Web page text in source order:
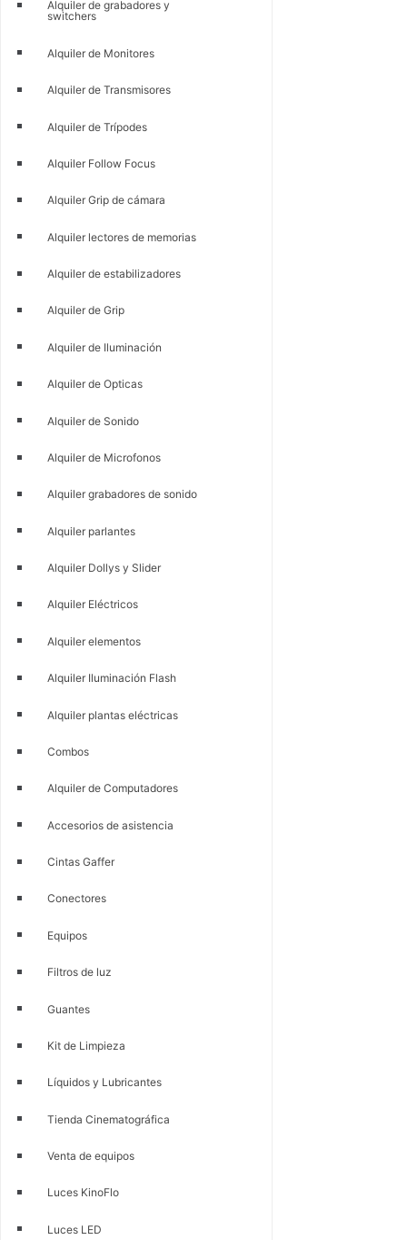
Alquiler de grabadores y
switchers
Alquiler de Monitores
Alquiler de Transmisores
Alquiler de Trípodes
Alquiler Follow Focus
Alquiler Grip de cámara
Alquiler lectores de memorias
Alquiler de estabilizadores
Alquiler de Grip
Alquiler de Iluminación
Alquiler de Opticas
Alquiler de Sonido
Alquiler de Microfonos
Alquiler grabadores de sonido
Alquiler parlantes
Alquiler Dollys y Slider
Alquiler Eléctricos
Alquiler elementos
Alquiler Iluminación Flash
Alquiler plantas eléctricas
Combos
Alquiler de Computadores
Accesorios de asistencia
Cintas Gaffer
Conectores
Equipos
Filtros de luz
Guantes
Kit de Limpieza
Líquidos y Lubricantes
Tienda Cinematográfica
Venta de equipos
Luces KinoFlo
Luces LED